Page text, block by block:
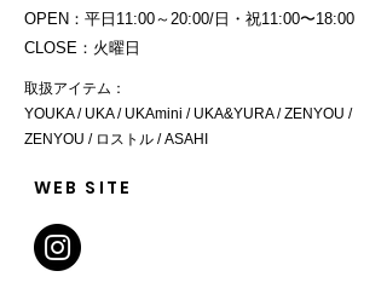
OPEN：平日11:00～20:00/日・祝11:00〜18:00
CLOSE：火曜日
取扱アイテム：
YOUKA / UKA / UKAmini / UKA&YURA / ZENYOU /
ZENYOU / ロストル / ASAHI
WEB SITE